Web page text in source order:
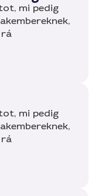
mi pedig
mi pedig